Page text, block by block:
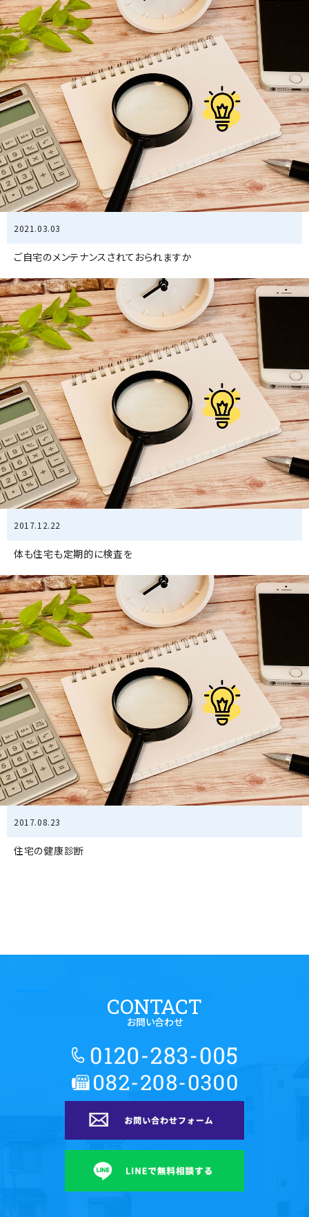
2021.03.03
ご自宅のメンテナンスされておられますか
2017.12.22
体も住宅も定期的に検査を
2017.08.23
住宅の健康診断
CONTACT
お問い合わせ